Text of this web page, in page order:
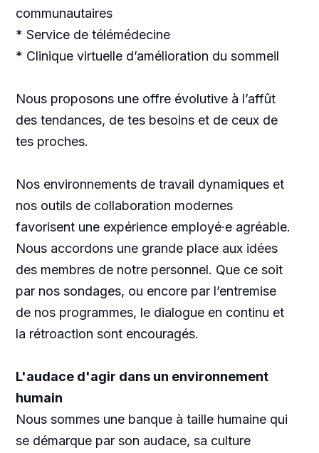
communautaires
* Service de télémédecine
* Clinique virtuelle d’amélioration du sommeil
Nous proposons une offre évolutive à l’affût
des tendances, de tes besoins et de ceux de
tes proches.
Nos environnements de travail dynamiques et
nos outils de collaboration modernes
favorisent une expérience employé·e agréable.
Nous accordons une grande place aux idées
des membres de notre personnel. Que ce soit
par nos sondages, ou encore par l’entremise
de nos programmes, le dialogue en continu et
la rétroaction sont encouragés.
L'audace d'agir dans un environnement
humain
Nous sommes une banque à taille humaine qui
se démarque par son audace, sa culture